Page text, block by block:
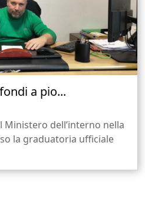
a pio...
Ministero dell’interno nella
la graduatoria ufficiale